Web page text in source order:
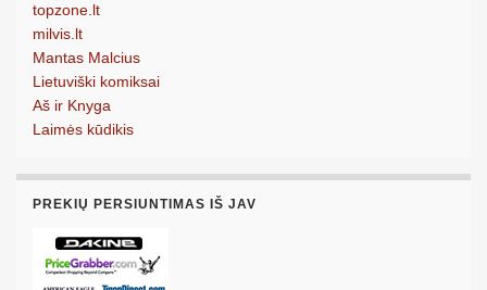
topzone.lt
milvis.lt
Mantas Malcius
Lietuviški komiksai
Aš ir Knyga
Laimės kūdikis
PREKIŲ PERSIUNTIMAS IŠ JAV